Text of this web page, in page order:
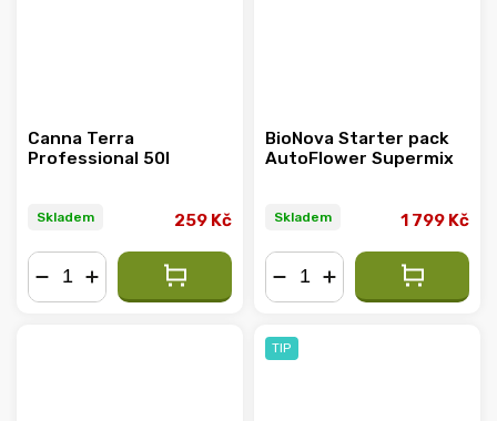
Canna Terra
Professional 50l
Skladem 259 Kč
BioNova Starter pack
AutoFlower Supermix
Skladem 1 799 Kč
TIP